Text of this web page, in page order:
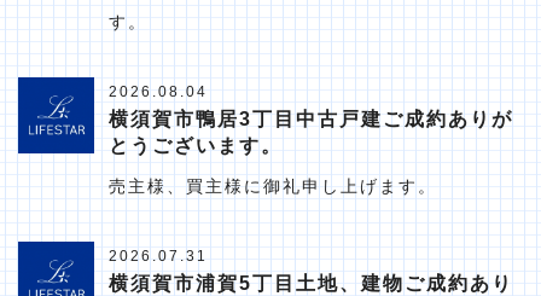
す。
2026.08.04
横須賀市鴨居3丁目中古戸建ご成約ありが
とうございます。
売主様、買主様に御礼申し上げます。
2026.07.31
横須賀市浦賀5丁目土地、建物ご成約あり